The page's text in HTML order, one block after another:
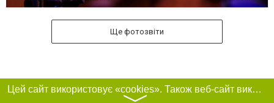
Ще фотозвіти
Цей сайт використовує «cookies». Також веб-сайт використовує інтернет-сервіс для збору технічних даних стосовно відвідувачів з метою отримання маркетингової та статистичної інформації. Умови обробки даних відвідувачів сайту див.
〉